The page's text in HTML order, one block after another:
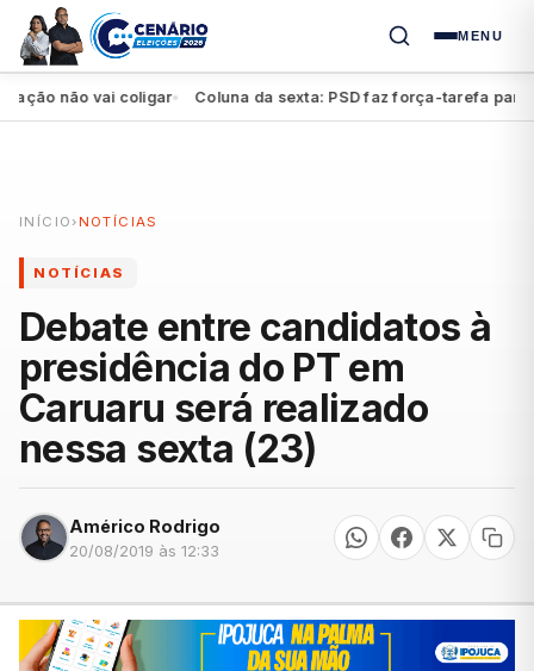
MENU
não vai coligar ● Coluna da sexta: PSD faz força-tarefa para
INÍCIO ›NOTÍCIAS
NOTÍCIAS
Debate entre candidatos à
presidência do PT em
Caruaru será realizado
nessa sexta (23)
Américo Rodrigo
20/08/2019 às 12:33